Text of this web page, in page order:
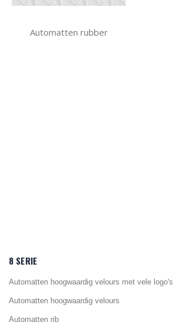
Automatten rubber
8 SERIE
Automatten hoogwaardig velours met vele logo's
Automatten hoogwaardig velours
Automatten rib